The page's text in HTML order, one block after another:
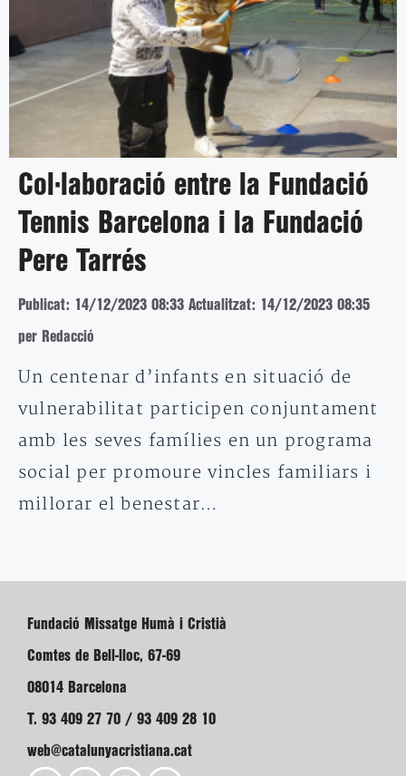
Col·laboració entre la Fundació
Tennis Barcelona i la Fundació
Pere Tarrés
Publicat: 14/12/2023 08:33 Actualitzat: 14/12/2023 08:35
per Redacció
Un centenar d’infants en situació de
vulnerabilitat participen conjuntament
amb les seves famílies en un programa
social per promoure vincles familiars i
millorar el benestar…
Fundació Missatge Humà i Cristià
Comtes de Bell-lloc, 67-69
08014 Barcelona
T. 93 409 27 70 / 93 409 28 10
web@catalunyacristiana.cat